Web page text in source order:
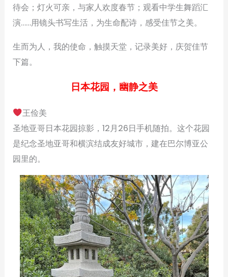
待会；灯火可亲，与家人欢度春节；观看中学生舞蹈汇
演……用镜头书写生活，为生命配诗，感受佳节之美。
生而为人，我的使命，触摸天堂，记录美好，庆贺佳节
下篇。
日本花园，幽静之美
王俭美
圣地亚哥日本花园掠影，12月26日手机随拍。这个花园
是纪念圣地亚哥和横滨结成友好城市，建在巴尔博亚公
园里的。